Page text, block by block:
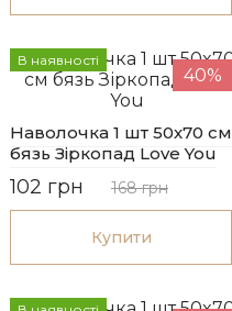
В наявності
40%
Наволочка 1 шт 50x70 см
бязь Зіркопад Love You
102 грн 168 грн
Купити